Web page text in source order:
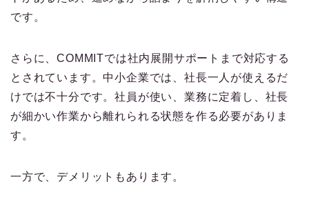
です。
さらに、COMMITでは社内展開サポートまで対応する
とされています。中小企業では、社長一人が使えるだ
けでは不十分です。社員が使い、業務に定着し、社長
が細かい作業から離れられる状態を作る必要がありま
す。
一方で、デメリットもあります。